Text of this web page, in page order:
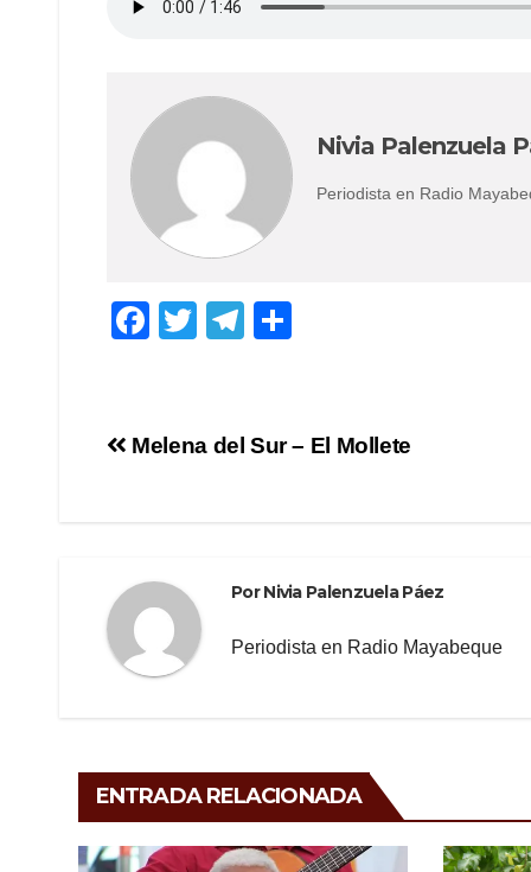
Nivia Palenzuela
Periodista en Radio
F
e
k
T
er
T
gr p
Navegación
Melena del Sur – El Mollete
PorNivia Palenzuela Páez
Periodista en Radio Mayabeque
ENTRADA RELACIONADA